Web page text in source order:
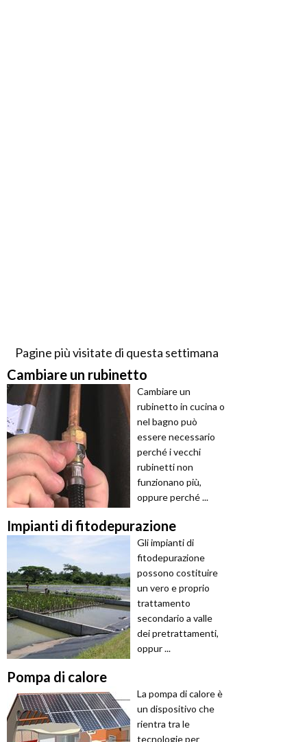
Pagine più visitate di questa settimana
Cambiare un rubinetto
Cambiare un
rubinetto in cucina o
nel bagno può
essere necessario
perché i vecchi
rubinetti non
funzionano più,
oppure perché ...
Impianti di fitodepurazione
Gli impianti di
fitodepurazione
possono costituire
un vero e proprio
trattamento
secondario a valle
dei pretrattamenti,
oppur ...
Pompa di calore
La pompa di calore è
un dispositivo che
rientra tra le
tecnologie per